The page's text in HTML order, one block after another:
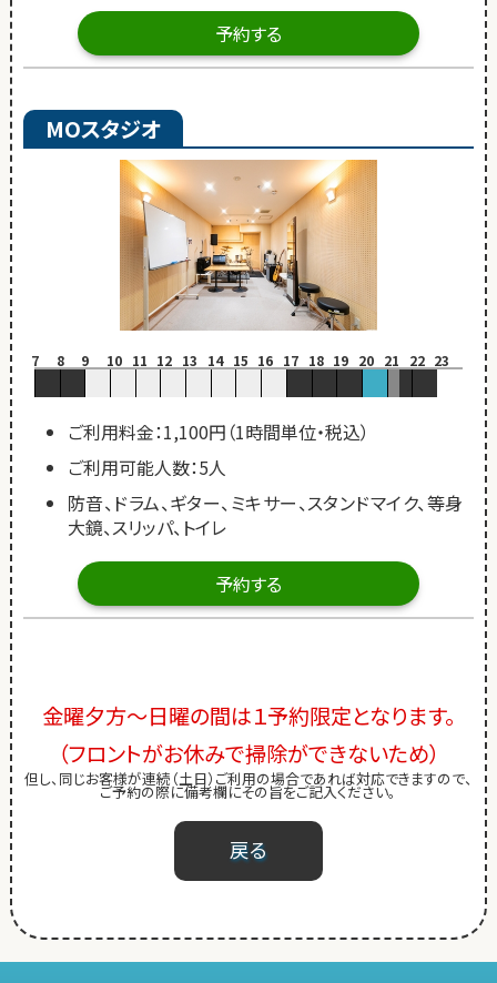
予約する
MOスタジオ
7 8 9 10 11 12 13 14 15 16 17 18 19 20 21 22 23
ご利用料金：1,100円（1時間単位・税込）
ご利用可能人数：5人
防音、ドラム、ギター、ミキサー、スタンドマイク、等身
大鏡、スリッパ、トイレ
予約する
金曜夕方～日曜の間は１予約限定となります。
（フロントがお休みで掃除ができないため）
但し、同じお客様が連続（土日）ご利用の場合であれば対応できますので、
ご予約の際に備考欄にその旨をご記入ください。
戻る